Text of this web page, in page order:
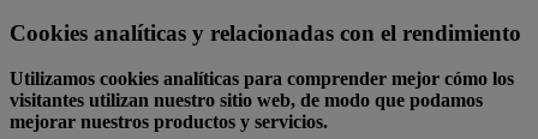
Cookies analíticas y relacionadas con el rendimiento
Utilizamos cookies analíticas para comprender mejor cómo los
visitantes utilizan nuestro sitio web, de modo que podamos
mejorar nuestros productos y servicios.